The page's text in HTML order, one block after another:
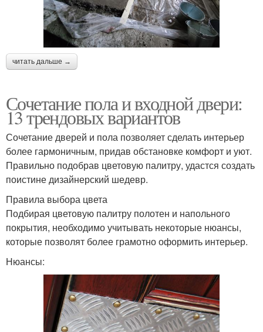
читать дальше →
Сочетание пола и входной двери:
13 трендовых вариантов
Сочетание дверей и пола позволяет сделать интерьер
более гармоничным, придав обстановке комфорт и уют.
Правильно подобрав цветовую палитру, удастся создать
поистине дизайнерский шедевр.
Правила выбора цвета
Подбирая цветовую палитру полотен и напольного
покрытия, необходимо учитывать некоторые нюансы,
которые позволят более грамотно оформить интерьер.
Нюансы: